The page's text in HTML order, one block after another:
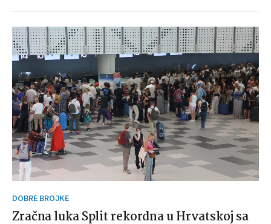
DOBRE BROJKE
Zračna luka Split rekordna u Hrvatskoj sa